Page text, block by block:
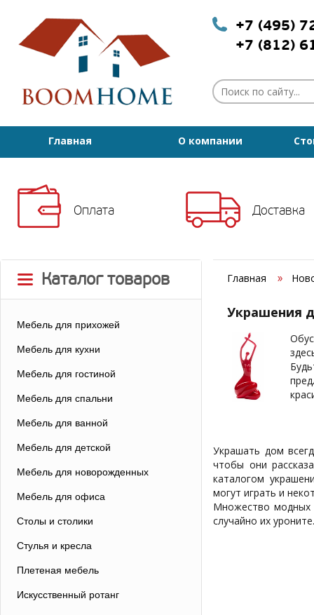
+7 (495)
+7 (812)
Главная О компании
Оплата Доставка
Каталог товаров
Мебель для прихожей
Мебель для кухни
Мебель для гостиной
Мебель для спальни
Мебель для ванной
Мебель для детской
Мебель для новорожденных
Мебель для офиса
Столы и столики
Стулья и кресла
Плетеная мебель
Искусственный ротанг
Главная
Украшения
Украшать дом
чтобы они
каталогом
могут играть и
Множество модных
случайно их